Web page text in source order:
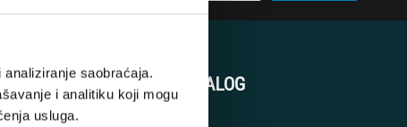
saobraćaja.
i analitiku koji mogu
usluga.
KORISNIČKI NALOG